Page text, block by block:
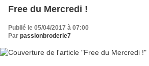
Free du Mercredi !
Publié le 05/04/2017 à 07:00
Par passionbroderie7